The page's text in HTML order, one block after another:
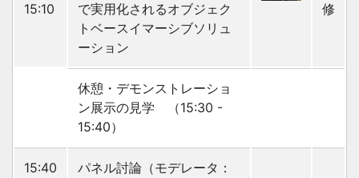
15:10
で実用化されるオブジェク
トベースイマーシブソリュ
ーション
修
休憩・デモンストレーショ
ン展示の見学 （15:30 -
15:40）
15:40
パネル討論（モデレータ：